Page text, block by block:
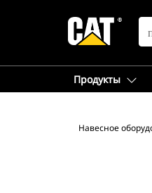
Продукты
Навесное